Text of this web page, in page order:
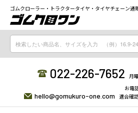
ゴムクローラー・トラクタータイヤ・タイヤチェーン通
022-226-7652 月
hello@gomukuro-one.com
お電
適合確